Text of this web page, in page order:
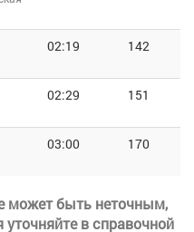
02:19 142
02:29 151
03:00 170
может быть неточным,
в справочной